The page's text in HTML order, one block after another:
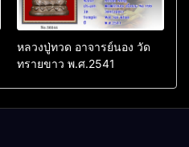
หลวงปู่ทวด อาจารย์นอง วัด
ทรายขาว พ.ศ.2541